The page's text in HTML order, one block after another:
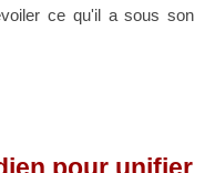
ce qu'il a sous son